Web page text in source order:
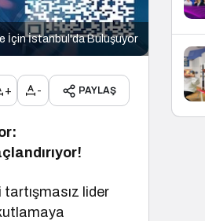
İçin İstanbul'da Buluşuyor
+ - PAYLAŞ
lider